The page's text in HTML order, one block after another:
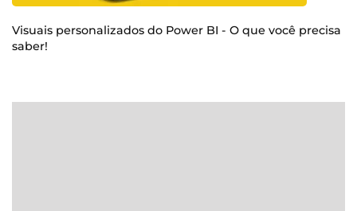
Visuais personalizados do Power BI - O que você precisa
saber!